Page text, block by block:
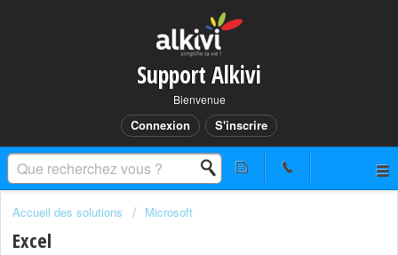
Support Alkivi
Bienvenue
Connexion S'inscrire
Accueil des solutions Microsoft
Excel